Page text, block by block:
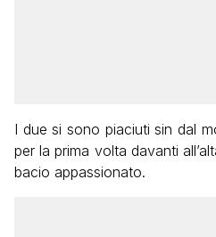
I due si sono piaciuti sin dal
per la prima volta davanti
bacio appassionato.